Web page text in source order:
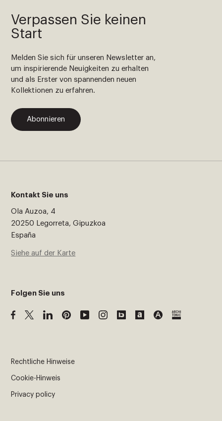
Verpassen Sie keinen
Start
Melden Sie sich für unseren Newsletter an,
um inspirierende Neuigkeiten zu erhalten
und als Erster von spannenden neuen
Kollektionen zu erfahren.
Abonnieren
Kontakt Sie uns
Ola Auzoa, 4
20250 Legorreta, Gipuzkoa
España
Siehe auf der Karte
Folgen Sie uns
Rechtliche Hinweise
Cookie-Hinweis
Privacy policy